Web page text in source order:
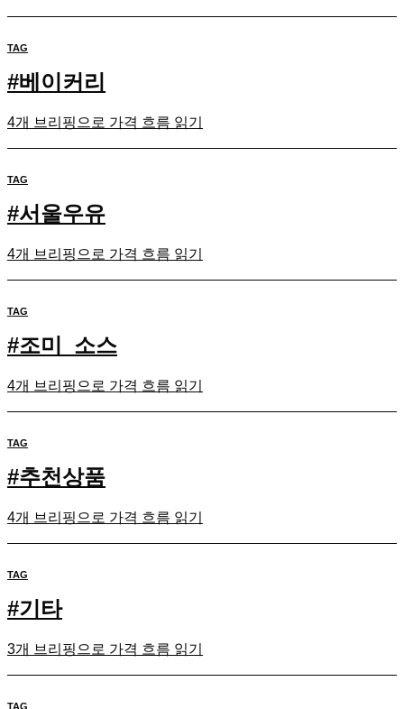
TAG
#베이커리
4개 브리핑으로 가격 흐름 읽기
TAG
#서울우유
4개 브리핑으로 가격 흐름 읽기
TAG
#조미_소스
4개 브리핑으로 가격 흐름 읽기
TAG
#추천상품
4개 브리핑으로 가격 흐름 읽기
TAG
#기타
3개 브리핑으로 가격 흐름 읽기
TAG